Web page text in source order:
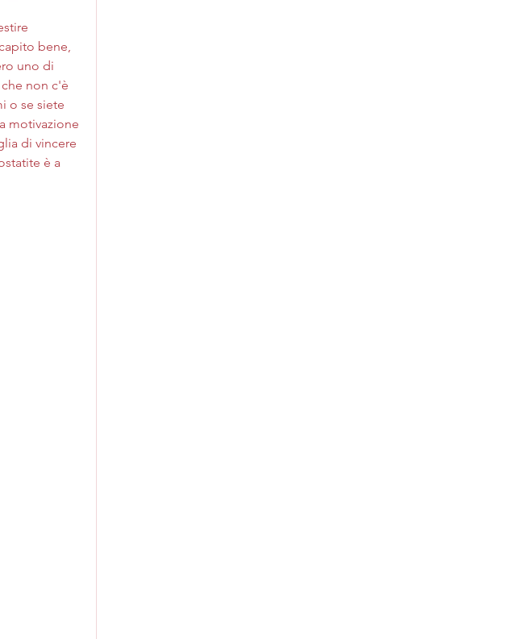
bene,
uno di
non c'è
o se siete
motivazione
di vincere
è a